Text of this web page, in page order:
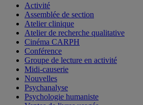
Activité
Assemblée de section
Atelier clinique
Atelier de recherche qualitative
Cinéma CARPH
Conférence
Groupe de lecture en activité
Midi-causerie
Nouvelles
Psychanalyse
Psychologie humaniste